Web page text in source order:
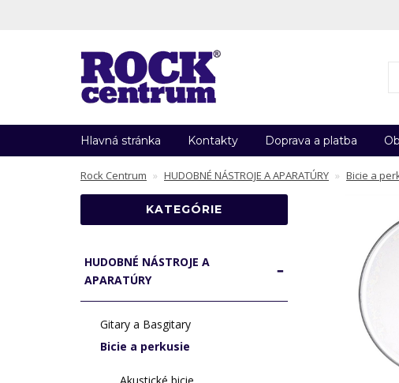
Hlavná stránka Kontakty Doprava a platba
Rock Centrum HUDOBNÉ NÁSTROJE A APARATÚRY Bicie a
KATEGÓRIE
HUDOBNÉ NÁSTROJE A
APARATÚRY
Gitary a Basgitary
Bicie a perkusie